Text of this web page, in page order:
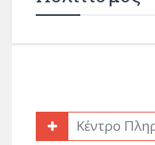
Κέντρο